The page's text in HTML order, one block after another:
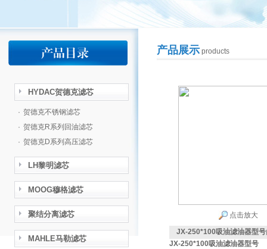
HYDAC贺德克滤芯
· 贺德克不锈钢滤芯
· 贺德克R系列回油滤芯
· 贺德克D系列高压滤芯
LH黎明滤芯
MOOG穆格滤芯
聚结分离滤芯
MAHLE马勒滤芯
产品展示products
点击放大
JX-250*100吸油滤油器型号
JX-250*100吸油滤油器型号